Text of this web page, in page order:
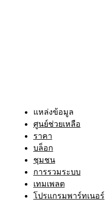
แหล่งข้อมูล
ศูนย์ช่วยเหลือ
ราคา
บล็อก
ชุมชน
การรวมระบบ
เทมเพลต
โปรแกรมพาร์ทเนอร์